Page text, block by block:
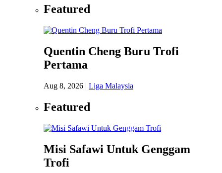
Featured
Quentin Cheng Buru Trofi
Pertama
Aug 8, 2026 | Liga Malaysia
Featured
Misi Safawi Untuk Genggam
Trofi